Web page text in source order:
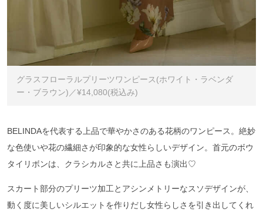
グラスフローラルプリーツワンピース(ホワイト・ラベンダ
ー・ブラウン)／¥14,080(税込み)
BELINDAを代表する上品で華やかさのある花柄のワンピース。絶妙
な色使いや花の繊細さが印象的な女性らしいデザイン。首元のボウ
タイリボンは、クラシカルさと共に上品さも演出♡
スカート部分のプリーツ加工とアシンメトリーなスソデザインが、
動く度に美しいシルエットを作りだし女性らしさを引き出してくれ